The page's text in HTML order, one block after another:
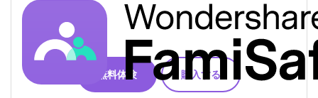
無料体験 購入する